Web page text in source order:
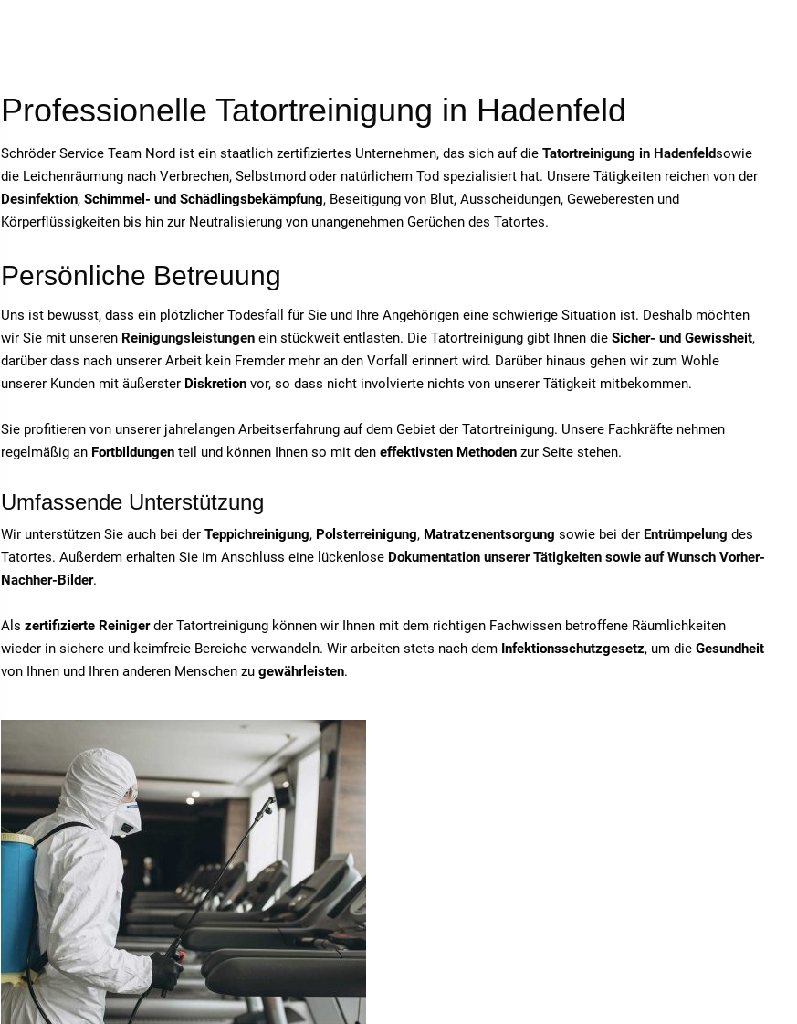
Professionelle Tatortreinigung in Hadenfeld
Schröder Service Team Nord ist ein staatlich zertifiziertes Unternehmen, das sich auf die Tatortreinigung in Hadenfeldsowie
die Leichenräumung nach Verbrechen, Selbstmord oder natürlichem Tod spezialisiert hat. Unsere Tätigkeiten reichen von der
Desinfektion, Schimmel- und Schädlingsbekämpfung, Beseitigung von Blut, Ausscheidungen, Geweberesten und
Körperflüssigkeiten bis hin zur Neutralisierung von unangenehmen Gerüchen des Tatortes.
Persönliche Betreuung
Uns ist bewusst, dass ein plötzlicher Todesfall für Sie und Ihre Angehörigen eine schwierige Situation ist. Deshalb möchten
wir Sie mit unseren Reinigungsleistungen ein stückweit entlasten. Die Tatortreinigung gibt Ihnen die Sicher- und Gewissheit,
darüber dass nach unserer Arbeit kein Fremder mehr an den Vorfall erinnert wird. Darüber hinaus gehen wir zum Wohle
unserer Kunden mit äußerster Diskretion vor, so dass nicht involvierte nichts von unserer Tätigkeit mitbekommen.
Sie profitieren von unserer jahrelangen Arbeitserfahrung auf dem Gebiet der Tatortreinigung. Unsere Fachkräfte nehmen
regelmäßig an Fortbildungen teil und können Ihnen so mit den effektivsten Methoden zur Seite stehen.
Umfassende Unterstützung
Wir unterstützen Sie auch bei der Teppichreinigung, Polsterreinigung, Matratzenentsorgung sowie bei der Entrümpelung des
Tatortes. Außerdem erhalten Sie im Anschluss eine lückenlose Dokumentation unserer Tätigkeiten sowie auf Wunsch Vorher-
Nachher-Bilder.
Als zertifizierte Reinigerder Tatortreinigung können wir Ihnen mit dem richtigen Fachwissen betroffene Räumlichkeiten
wieder in sichere und keimfreie Bereiche verwandeln. Wir arbeiten stets nach dem Infektionsschutzgesetz, um die Gesundheit
von Ihnen und Ihren anderen Menschen zu gewährleisten.